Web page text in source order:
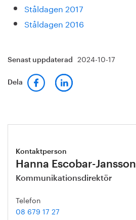
Ståldagen 2017
Ståldagen 2016
Senast uppdaterad 2024-10-17
Dela
Kontaktperson
Hanna Escobar-Jansson
Kommunikationsdirektör
Telefon
08 679 17 27